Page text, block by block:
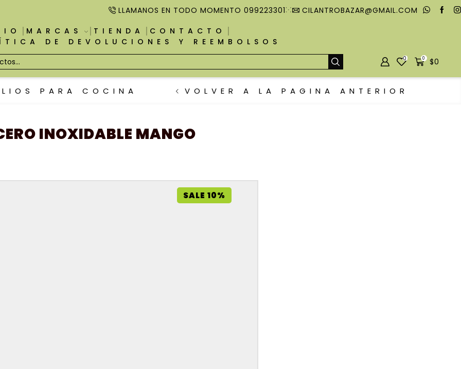
LLAMANOS EN TODO MOMENTO 099223301
CILANTROBAZAR@GMAIL.COM
MARCAS TIENDA
CONTACTO
DE DEVOLUCIONES Y REEMBOLSOS
0 0 $0
PARA COCINA VOLVER A LA PAGINA ANTERIOR
INOXIDABLE MANGO
SALE 10%